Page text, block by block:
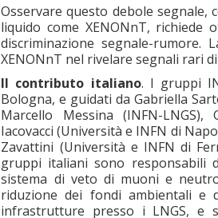
Osservare questo debole
liquido come XENONnT,
discriminazione segnale-rumore.
XENONnT nel rivelare segnali rari
Il contributo italiano. I gruppi
Bologna, e guidati da Gabriella
Marcello Messina (INFN-
Iacovacci (Università e INFN di
Zavattini (Università e INFN di
gruppi italiani sono responsabili
sistema di veto di muoni e
riduzione dei fondi ambientali e
infrastrutture presso i LNGS, e